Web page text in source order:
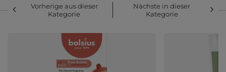
Vorherige aus dieser
Kategorie
Nächste in dieser
Kategorie